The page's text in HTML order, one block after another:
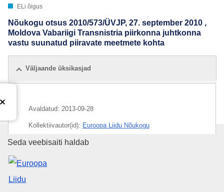
ELi õigus
Nõukogu otsus 2010/573/ÜVJP, 27. september 2010 ,
Moldova Vabariigi Transnistria piirkonna juhtkonna
vastu suunatud piiravate meetmete kohta
Väljaande üksikasjad
Avaldatud: 2013-09-28
Kollektiivautor(id): Euroopa Liidu Nõukogu
CELEX : 02010D0573-20130928
Euroopa Liidu Väljaannete
Seda veebisaiti haldab